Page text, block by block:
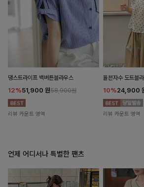
댕스트라이프 백버튼블라우스
12%51,900 원58,900원
리뷰 카운트 영역
율븐자수 도트블
10%24,900
리뷰 카운트 영역
언제 어디서나 특별한 팬츠